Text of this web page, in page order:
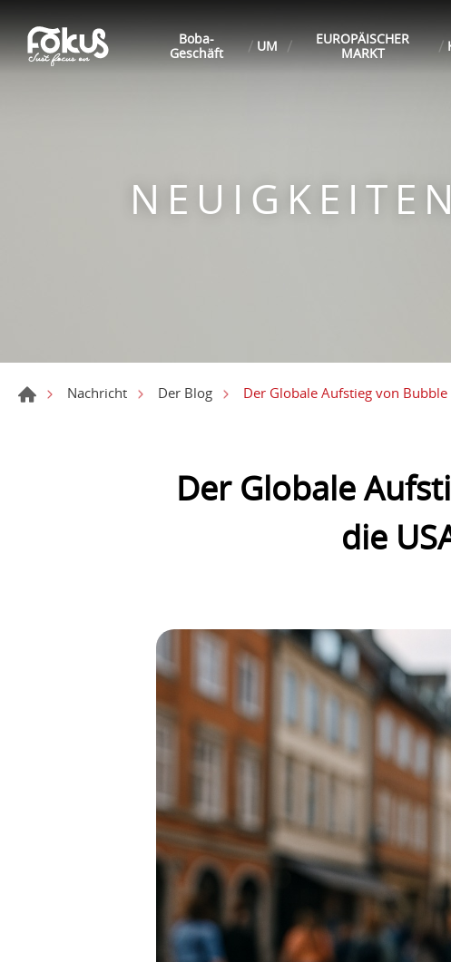
Boba-
Geschäft
UM
EUROPÄISCHER
MARKT
Nachricht Der Blog Der Globale Aufstieg von
Der Globale
die